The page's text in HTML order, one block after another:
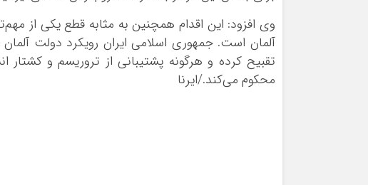
وی افزود: این اقدام همچنین به مثابه قطع یکی از
آلمان است. جمهوری اسلامی ایران رویکرد دولت
تقبیح کرده و هرگونه پشتیبانی از تروریسم و
محکوم می‌کند./ایرنا